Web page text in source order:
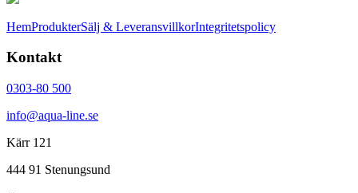
HemProdukterSälj & LeveransvillkorIntegritetspolicy
Kontakt
0303-80 500
info@aqua-line.se
Kärr 121
444 91 Stenungsund